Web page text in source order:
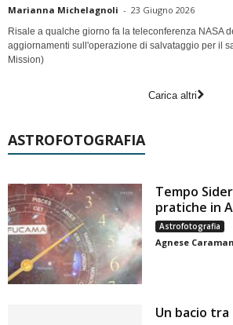
Marianna Michelagnoli - 23 Giugno 2026
Risale a qualche giorno fa la teleconferenza NASA
aggiornamenti sull'operazione di salvataggio per il
Mission)
Carica altri
ASTROFOTOGRAFIA
Tempo
pratiche in
Astrofotografia
Agnese
Un bacio